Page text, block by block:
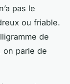
pas le
ou friable.
de
on parle de